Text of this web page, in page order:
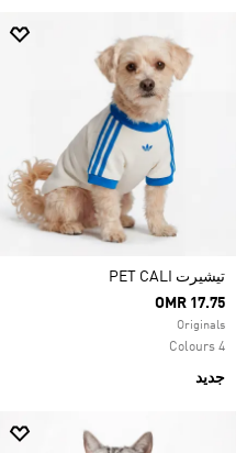
تيشيرت PET CALI
OMR 17.75
Originals
4 Colours
جديد